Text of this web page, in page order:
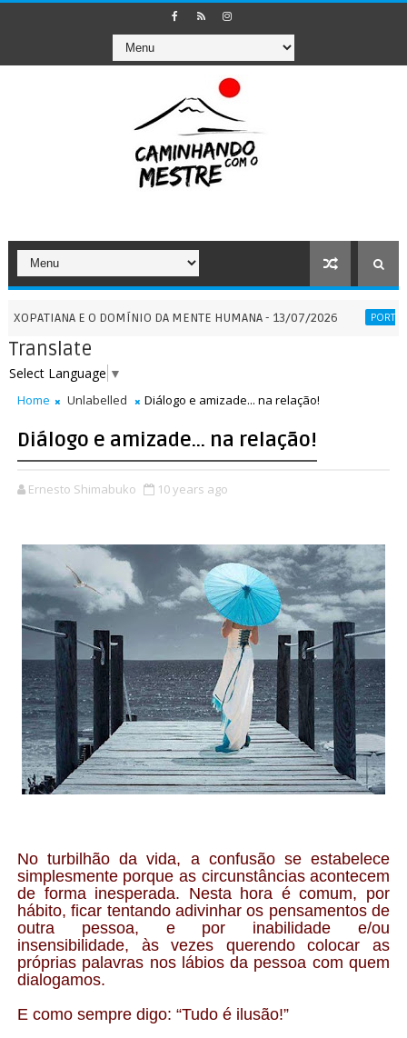
E O DOMÍNIO DA MENTE HUMANA - 13/07/2026 PORTAIS
Translate
Select Language ▼
Home Unlabelled Diálogo e amizade... na relação!
Diálogo e amizade... na relação!
Ernesto Shimabuko 10 years ago
No turbilhão da vida, a confusão se estabelece
simplesmente porque as circunstâncias acontecem
de forma inesperada. Nesta hora é comum, por
hábito, ficar tentando adivinhar os pensamentos de
outra pessoa, e por inabilidade e/ou
insensibilidade, às vezes querendo colocar as
próprias palavras nos lábios da pessoa com quem
dialogamos.
E como sempre digo: “Tudo é ilusão!”